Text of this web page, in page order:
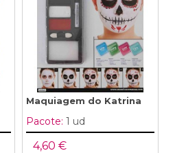
Maquiagem do Katrina
Pacote: 1 ud
4,60 €